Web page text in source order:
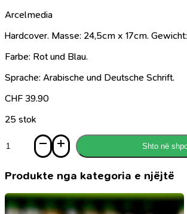
Arcelmedia
Hardcover. Masse: 24,5cm x 17cm.
Farbe: Rot und Blau.
Sprache: Arabische und Deutsche Schrift.
CHF 39.90
25 stok
Al-
al-
-
Arabisch-
Shto në
Produkte nga kategoria e njëjtë